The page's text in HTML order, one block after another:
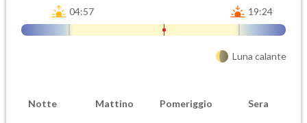
04:57 19:24
Luna calante
Notte Mattino Pomeriggio Sera